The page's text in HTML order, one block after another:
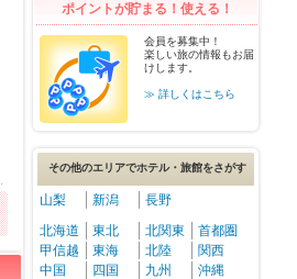
ポイントが貯まる！使える！
会員を募集中！
楽しい旅の情報もお届
けします。
≫ 詳しくはこちら
その他のエリアでホテル・旅館をさがす
山梨 新潟
長野
北海道
東北 北関東
首都圏
甲信越
東海 北陸
関西
中国
四国 九州 沖縄